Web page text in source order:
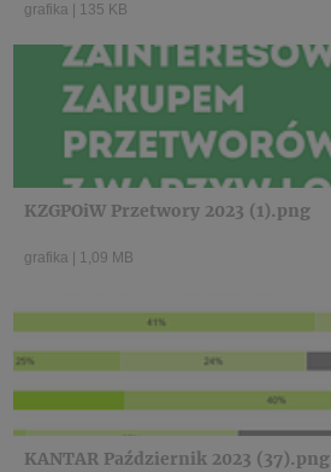
grafika 135 KB
KZGPOiW Przetwory 2023 (1).png
grafika 1,09 MB
KANTAR Październik 2023 (37).png